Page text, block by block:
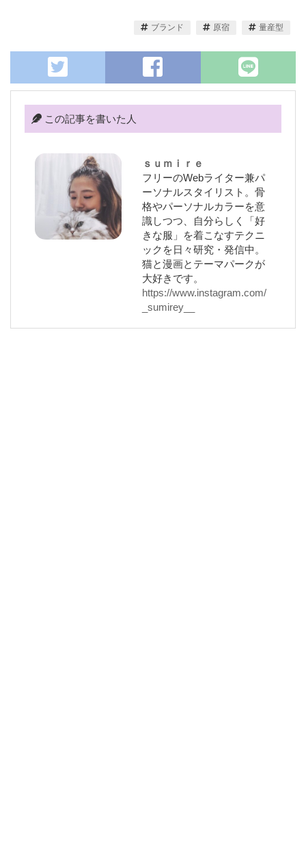
ブランド 原宿 量産型
この記事を書いた人
ｓｕｍｉｒｅ
フリーのWebライター兼パ
ーソナルスタイリスト。骨
格やパーソナルカラーを意
識しつつ、自分らしく「好
きな服」を着こなすテクニ
ックを日々研究・発信中。
猫と漫画とテーマパークが
大好きです。
https://www.instagram.com/
_sumirey__